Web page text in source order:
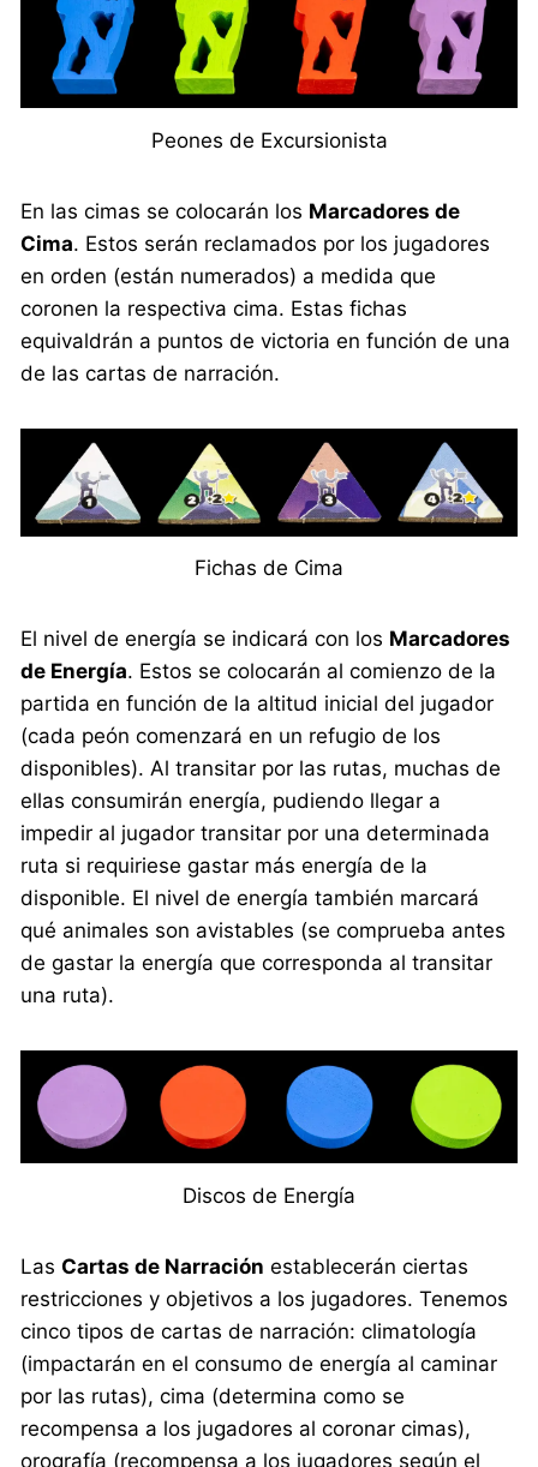
Peones de Excursionista
En las cimas se colocarán los Marcadores de
Cima. Estos serán reclamados por los jugadores
en orden (están numerados) a medida que
coronen la respectiva cima. Estas fichas
equivaldrán a puntos de victoria en función de una
de las cartas de narración.
Fichas de Cima
El nivel de energía se indicará con los Marcadores
de Energía. Estos se colocarán al comienzo de la
partida en función de la altitud inicial del jugador
(cada peón comenzará en un refugio de los
disponibles). Al transitar por las rutas, muchas de
ellas consumirán energía, pudiendo llegar a
impedir al jugador transitar por una determinada
ruta si requiriese gastar más energía de la
disponible. El nivel de energía también marcará
qué animales son avistables (se comprueba antes
de gastar la energía que corresponda al transitar
una ruta).
Discos de Energía
LasCartas de Narración establecerán ciertas
restricciones y objetivos a los jugadores. Tenemos
cinco tipos de cartas de narración: climatología
(impactarán en el consumo de energía al caminar
por las rutas), cima (determina como se
recompensa a los jugadores al coronar cimas),
orografía (recompensa a los jugadores según el